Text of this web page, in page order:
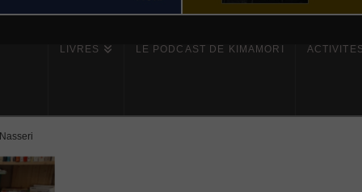
JUILLET 24, 2026
LIVRES LE PODCAST DE KIMAMORI